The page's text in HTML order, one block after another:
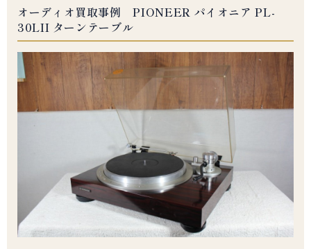
オーディオ買取事例 PIONEER パイオニア PL-
30LII ターンテーブル